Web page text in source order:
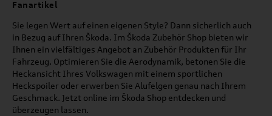
Fanartikel
Sie legen Wert auf einen eigenen Style? Dann sicherlich auch
in Bezug auf Ihren Škoda. Im Škoda Zubehör Shop bieten wir
Ihnen ein vielfältiges Angebot an Zubehör Produkten für Ihr
Fahrzeug. Optimieren Sie die Aerodynamik, betonen Sie die
Heckansicht Ihres Volkswagen mit einem sportlichen
Heckspoiler oder erwerben Sie Alufelgen genau nach Ihrem
Geschmack. Jetzt online im Škoda Shop entdecken und
überzeugen lassen.